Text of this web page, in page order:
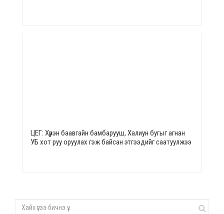
ЦЕГ: Хүрэн баавгайн бамбарууш, Халиун бугыг агнан
УБ хот руу оруулах гэж байсан этгээдийг саатуулжээ